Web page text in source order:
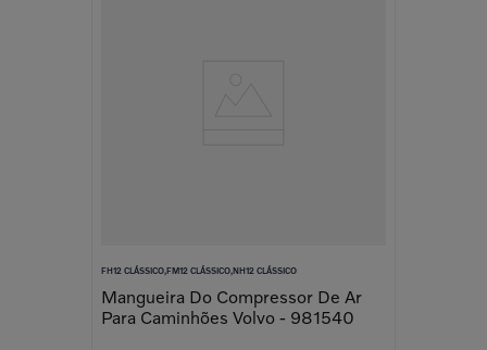
FH12 CLÁSSICO,FM12 CLÁSSICO,NH12 CLÁSSICO
Mangueira Do Compressor De Ar
Para Caminhões Volvo - 981540